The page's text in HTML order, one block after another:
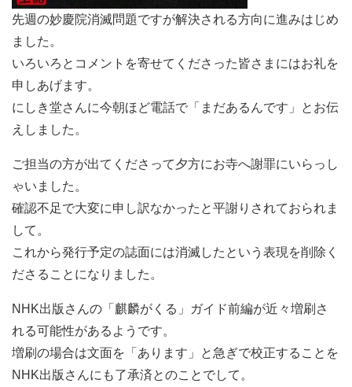
先週の妙慶院消滅問題ですが解決される方向に進みはじめ
ました。
いろいろとコメントを寄せてくださった皆さまにはお礼を
申しあげます。
にしき堂さんに今朝ほど電話で「まだあるんです」とお伝
えしました。
ご担当の方が出てくださって夕方にお寺へ謝罪にいらっし
ゃいました。
確認不足で大変に申し訳なかったと平謝りされておられま
して。
これから発行予定の誌面には消滅したという表現を削除く
ださることになりました。
NHK出版さんの「麒麟がくる」ガイド前編が近々増刷さ
れる可能性があるようです。
増刷の場合は文面を「あります」と急ぎで校正することを
NHK出版さんにも了承済とのことでして。